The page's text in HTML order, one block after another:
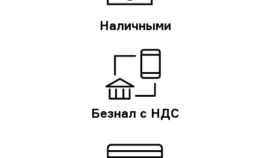
Наличными
Безнал с НДС